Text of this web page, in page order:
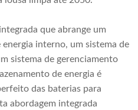
que abrange um
interno, um sistema de
sistema de gerenciamento
de energia é
das baterias para
abordagem integrada